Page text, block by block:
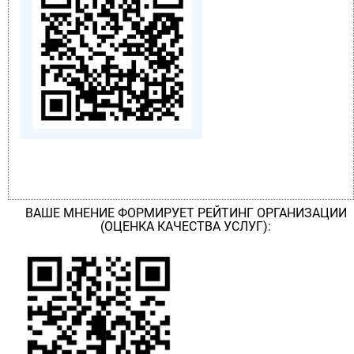
ВАШЕ МНЕНИЕ ФОРМИРУЕТ РЕЙТИНГ ОРГАНИЗАЦИИ
(ОЦЕНКА КАЧЕСТВА УСЛУГ):